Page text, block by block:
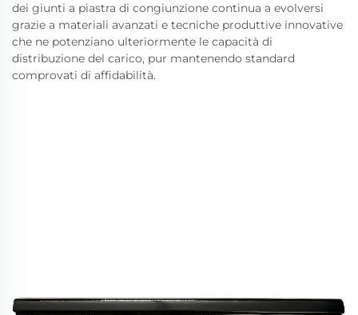
dei giunti a piastra di congiunzione continua a evolversi
grazie a materiali avanzati e tecniche produttive innovative
che ne potenziano ulteriormente le capacità di
distribuzione del carico, pur mantenendo standard
comprovati di affidabilità.